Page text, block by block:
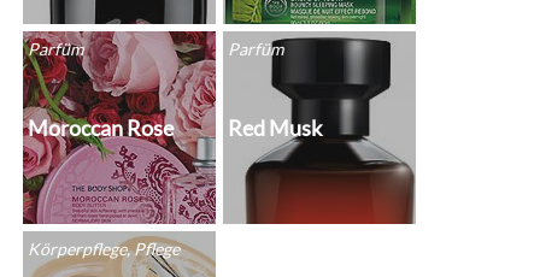
Parfüm
Moroccan Rose
Parfüm
Red Musk
Körperpflege, Pflege